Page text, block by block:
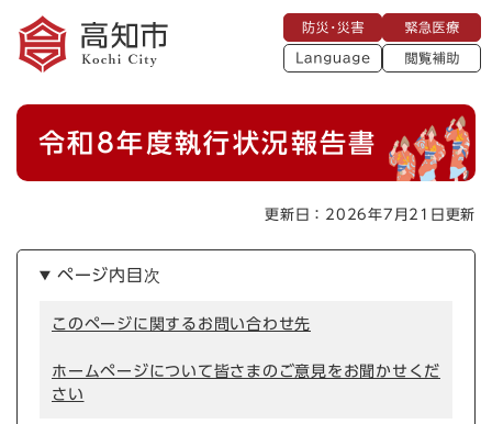
メニューを飛ばして本文へ
災
・
災
急
医
療
L
a
a
g
閲
助
本
令和8年度執行状況報告書
更新日：2026年7月21日更新
ページ内目次
このページに関するお問い合わせ先
ホームページについて皆さまのご意見をお聞かせくだ
さい